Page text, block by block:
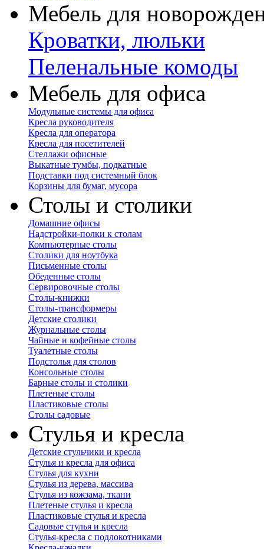
Мебель для
Кроватки, люльки
Пеленальные комоды
Мебель для офиса
Модульные системы для офиса
Кресла руководителя
Кресла для оператора
Кресла для посетителей
Стеллажи офисные
Выкатные тумбы, подкатные
Подставки под системный блок
Корзины для бумаг, мусора
Столы и столики
Домашние офисы
Надстройки-полки к столам
Компьютерные столы
Столики для ноутбука
Письменные столы
Обеденные столы
Сервировочные столы
Столы-книжки
Столы-трансформеры
Детские столики
Журнальные столы
Чайные и кофейные столы
Туалетные столы
Подстолья для столов
Консольные столы
Барные столы и столики
Плетеные столы
Пластиковые столы
Столы садовые
Стулья и кресла
Детские стульчики и кресла
Стулья и кресла для офиса
Стулья для кухни
Стулья из дерева, массива
Стулья из кожзама, ткани
Плетеные стулья и кресла
Пластиковые стулья и кресла
Садовые стулья и кресла
Стулья-кресла с подлокотниками